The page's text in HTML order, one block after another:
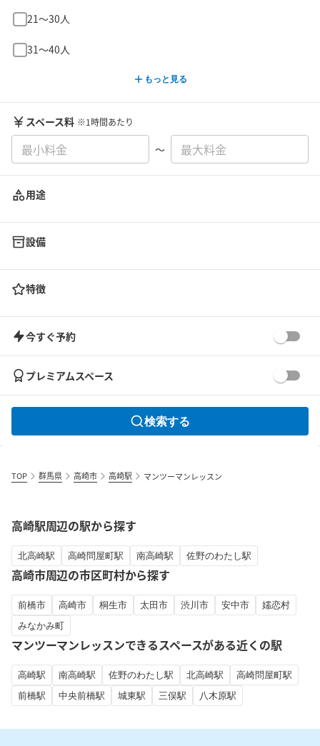
21〜30人
31〜40人
もっと見る
スペース料 ※1時間あたり
〜
用途
設備
特徴
今すぐ予約
プレミアムスペース
検索する
TOP 群馬県 高崎市 高崎駅 マンツーマンレッスン
高崎駅周辺の駅から探す
北高崎駅 高崎問屋町駅 南高崎駅 佐野のわたし駅
高崎市周辺の市区町村から探す
前橋市 高崎市 桐生市 太田市 渋川市 安中市
嬬恋村
みなかみ町
マンツーマンレッスンできるスペースがある近くの駅
高崎駅 南高崎駅 佐野のわたし駅 北高崎駅
高崎問屋町駅
前橋駅
中央前橋駅 城東駅 三俣駅 八木原駅